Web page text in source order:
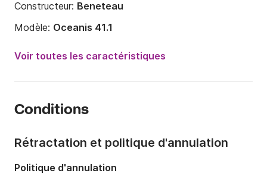
Constructeur: Beneteau
Modèle: Oceanis 41.1
Année:
Nombre de couchages:
Nombre de salles de bains:
Voir toutes les caractéristiques
Conditions
Rétractation et politique d'annulation
Politique d'annulation